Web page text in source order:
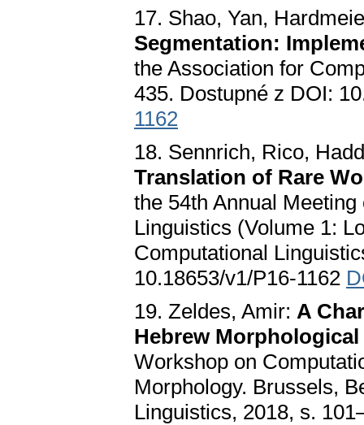
17. Shao, Yan,
Segmentation:
the Association for
435. Dostupné z DOI:
1162
18. Sennrich, Rico,
Translation of Rare
the 54th Annual
Linguistics (Volume 1:
Computational
10.18653/v1/P16-1162
19. Zeldes, Amir: A
Hebrew
Workshop on
Morphology. Brussels,
Linguistics, 2018, s.